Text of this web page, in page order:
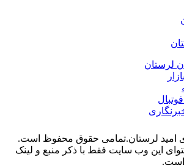
لرستان
این وب سایت فقط با ذکر منبع و لینک
است.